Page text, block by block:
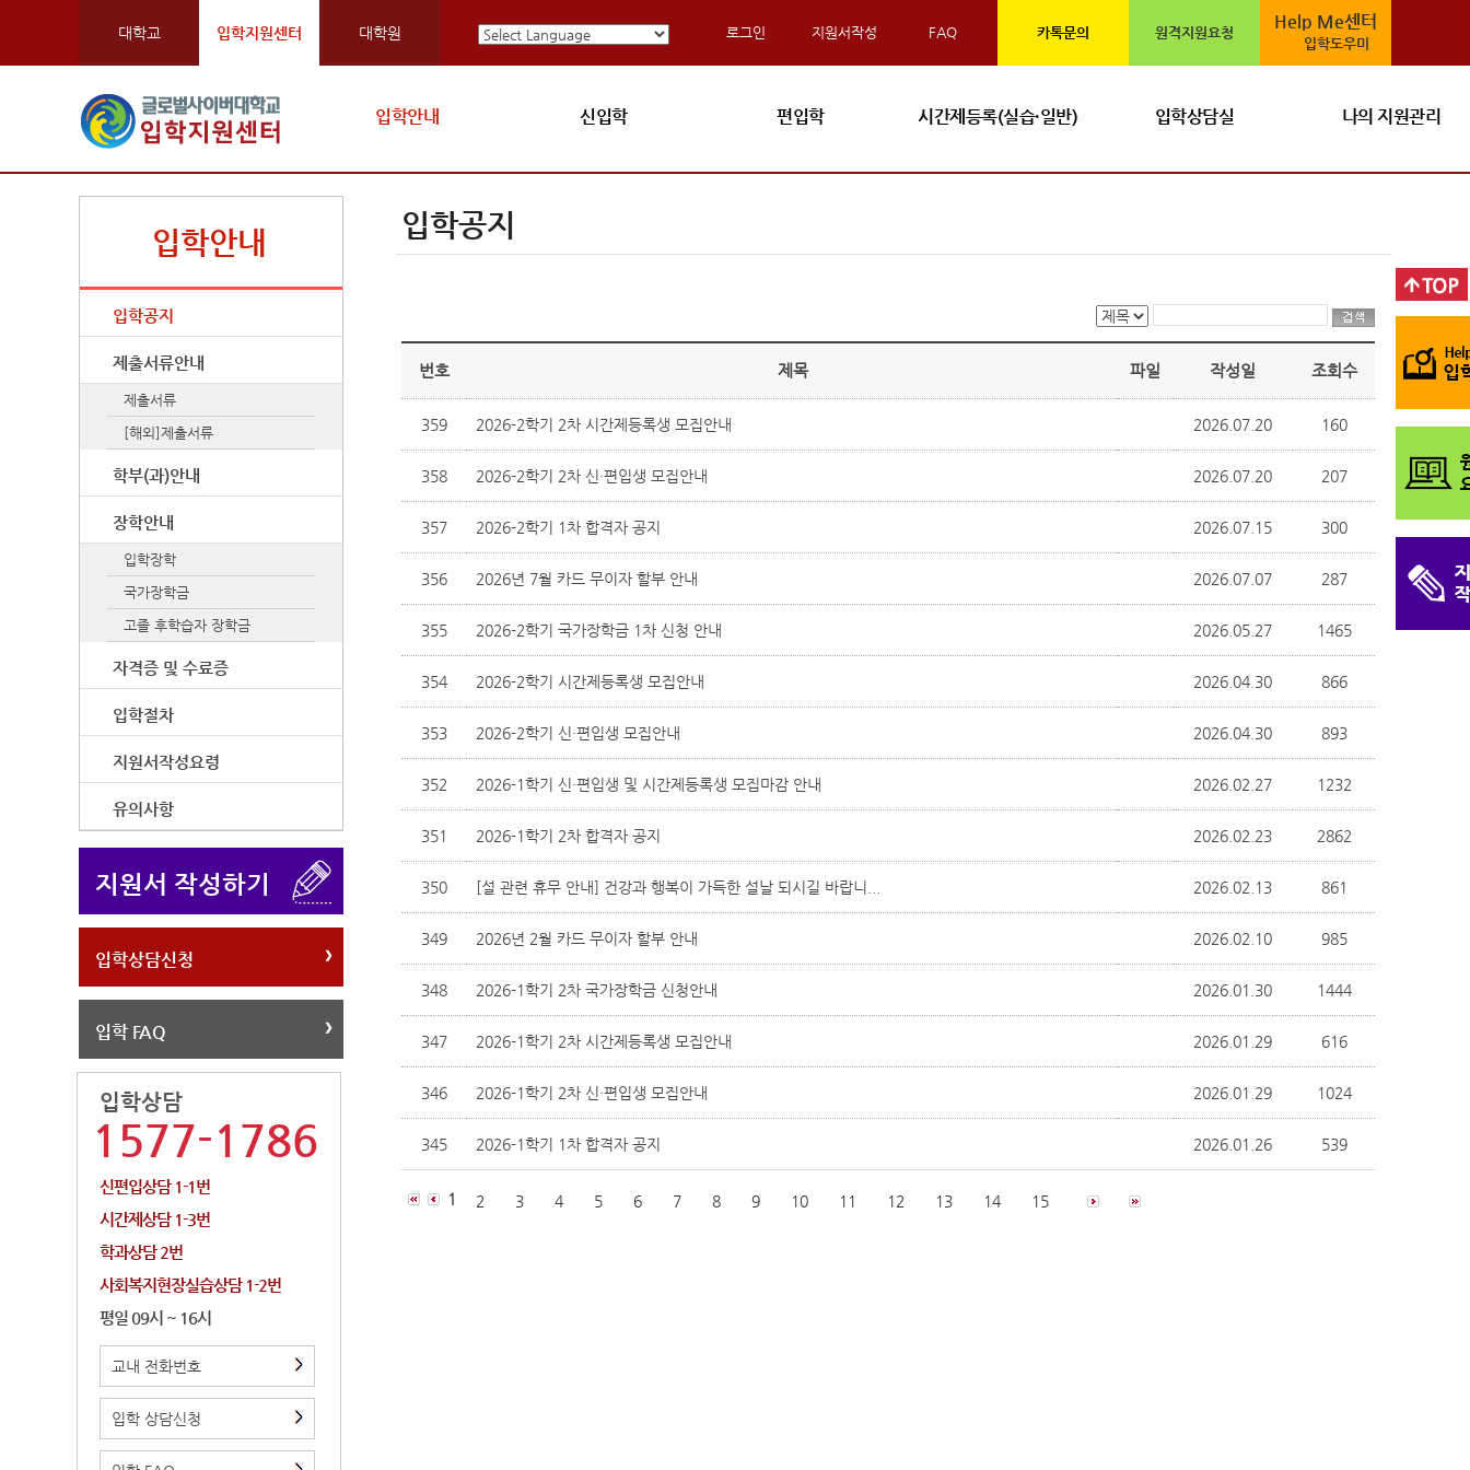
대학교 입학지원센터 대학원
Help Me센터
입학도우미
원격지원요청
카톡문의
FAQ
지원서작성
로그인
입학안내 신입학 편입학 시간제등록(실습·일반) 입학상담실 나의 지원관리
입학안내
입학공지
제출서류안내
제출서류
[해외]제출서류
학부(과)안내
장학안내
입학장학
국가장학금
고졸 후학습자 장학금
자격증 및 수료증
입학절차
지원서작성요령
유의사항
지원서 작성하기
입학상담신청
입학 FAQ
입학상담
1577-1786
신편입상담 1-1번
시간제상담 1-3번
학과상담 2번
사회복지현장실습상담 1-2번
평일 09시 ~ 16시
교내 전화번호
입학 상담신청
입학공지
번호 제목 파일 작성일 조회수
359 2026-2학기 2차 시간제등록생 모집안내 2026.07.20 160
358 2026-2학기 2차 신·편입생 모집안내 2026.07.20 207
357 2026-2학기 1차 합격자 공지 2026.07.15 300
356 2026년 7월 카드 무이자 할부 안내 2026.07.07 287
355 2026-2학기 국가장학금 1차 신청 안내 2026.05.27 1465
354 2026-2학기 시간제등록생 모집안내 2026.04.30 866
353 2026-2학기 신·편입생 모집안내 2026.04.30 893
352 2026-1학기 신·편입생 및 시간제등록생 모집마감 안내 2026.02.27 1232
351 2026-1학기 2차 합격자 공지 2026.02.23 2862
350 [설 관련 휴무 안내] 건강과 행복이 가득한 설날 되시길 바랍니... 2026.02.13 861
349 2026년 2월 카드 무이자 할부 안내 2026.02.10 985
348 2026-1학기 2차 국가장학금 신청안내 2026.01.30 1444
347 2026-1학기 2차 시간제등록생 모집안내 2026.01.29 616
346 2026-1학기 2차 신·편입생 모집안내 2026.01.29 1024
345 2026-1학기 1차 합격자 공지 2026.01.26 539
1 2 3 4 5 6 7 8 9 10 11 12 13 14 15